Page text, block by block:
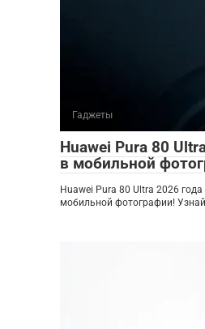
Гаджеты
Huawei Pura 80
в мобильной
Huawei Pura 80 Ultra 2026
мобильной фотографии!